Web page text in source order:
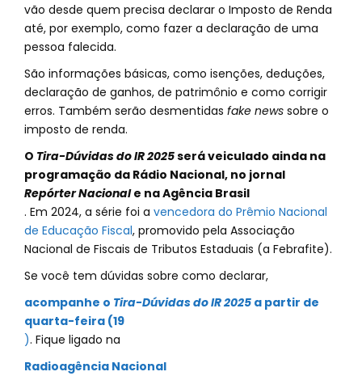
vão desde quem precisa declarar o Imposto de Renda
até, por exemplo, como fazer a declaração de uma
pessoa falecida.
São informações básicas, como isenções, deduções,
declaração de ganhos, de patrimônio e como corrigir
erros. Também serão desmentidas fake news sobre o
imposto de renda.
O Tira-Dúvidas do IR 2025será veiculado ainda na
programação da Rádio Nacional, no jornal
Repórter Nacionale na Agência Brasil
. Em 2024, a série foi a vencedora do Prêmio Nacional
de Educação Fiscal, promovido pela Associação
Nacional de Fiscais de Tributos Estaduais (a Febrafite).
Se você tem dúvidas sobre como declarar,
acompanhe o Tira-Dúvidas do IR 2025 a partir de
quarta-feira (19
). Fique ligado na
Radioagência Nacional